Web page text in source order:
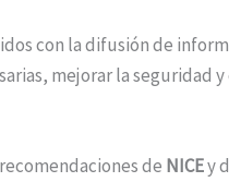
con la difusión de
mejorar la seguridad
de NICEy